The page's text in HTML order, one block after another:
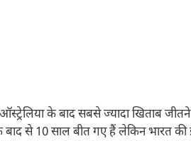
के बाद सबसे ज्यादा खिताब जीतने
से 10 साल बीत गए हैं लेकिन भारत